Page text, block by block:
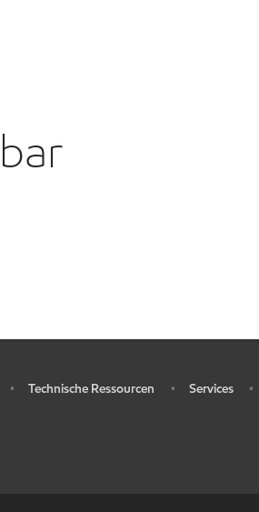
• Technische Ressourcen • Services •